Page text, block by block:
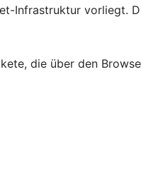
Infrastruktur vorliegt.
die über den